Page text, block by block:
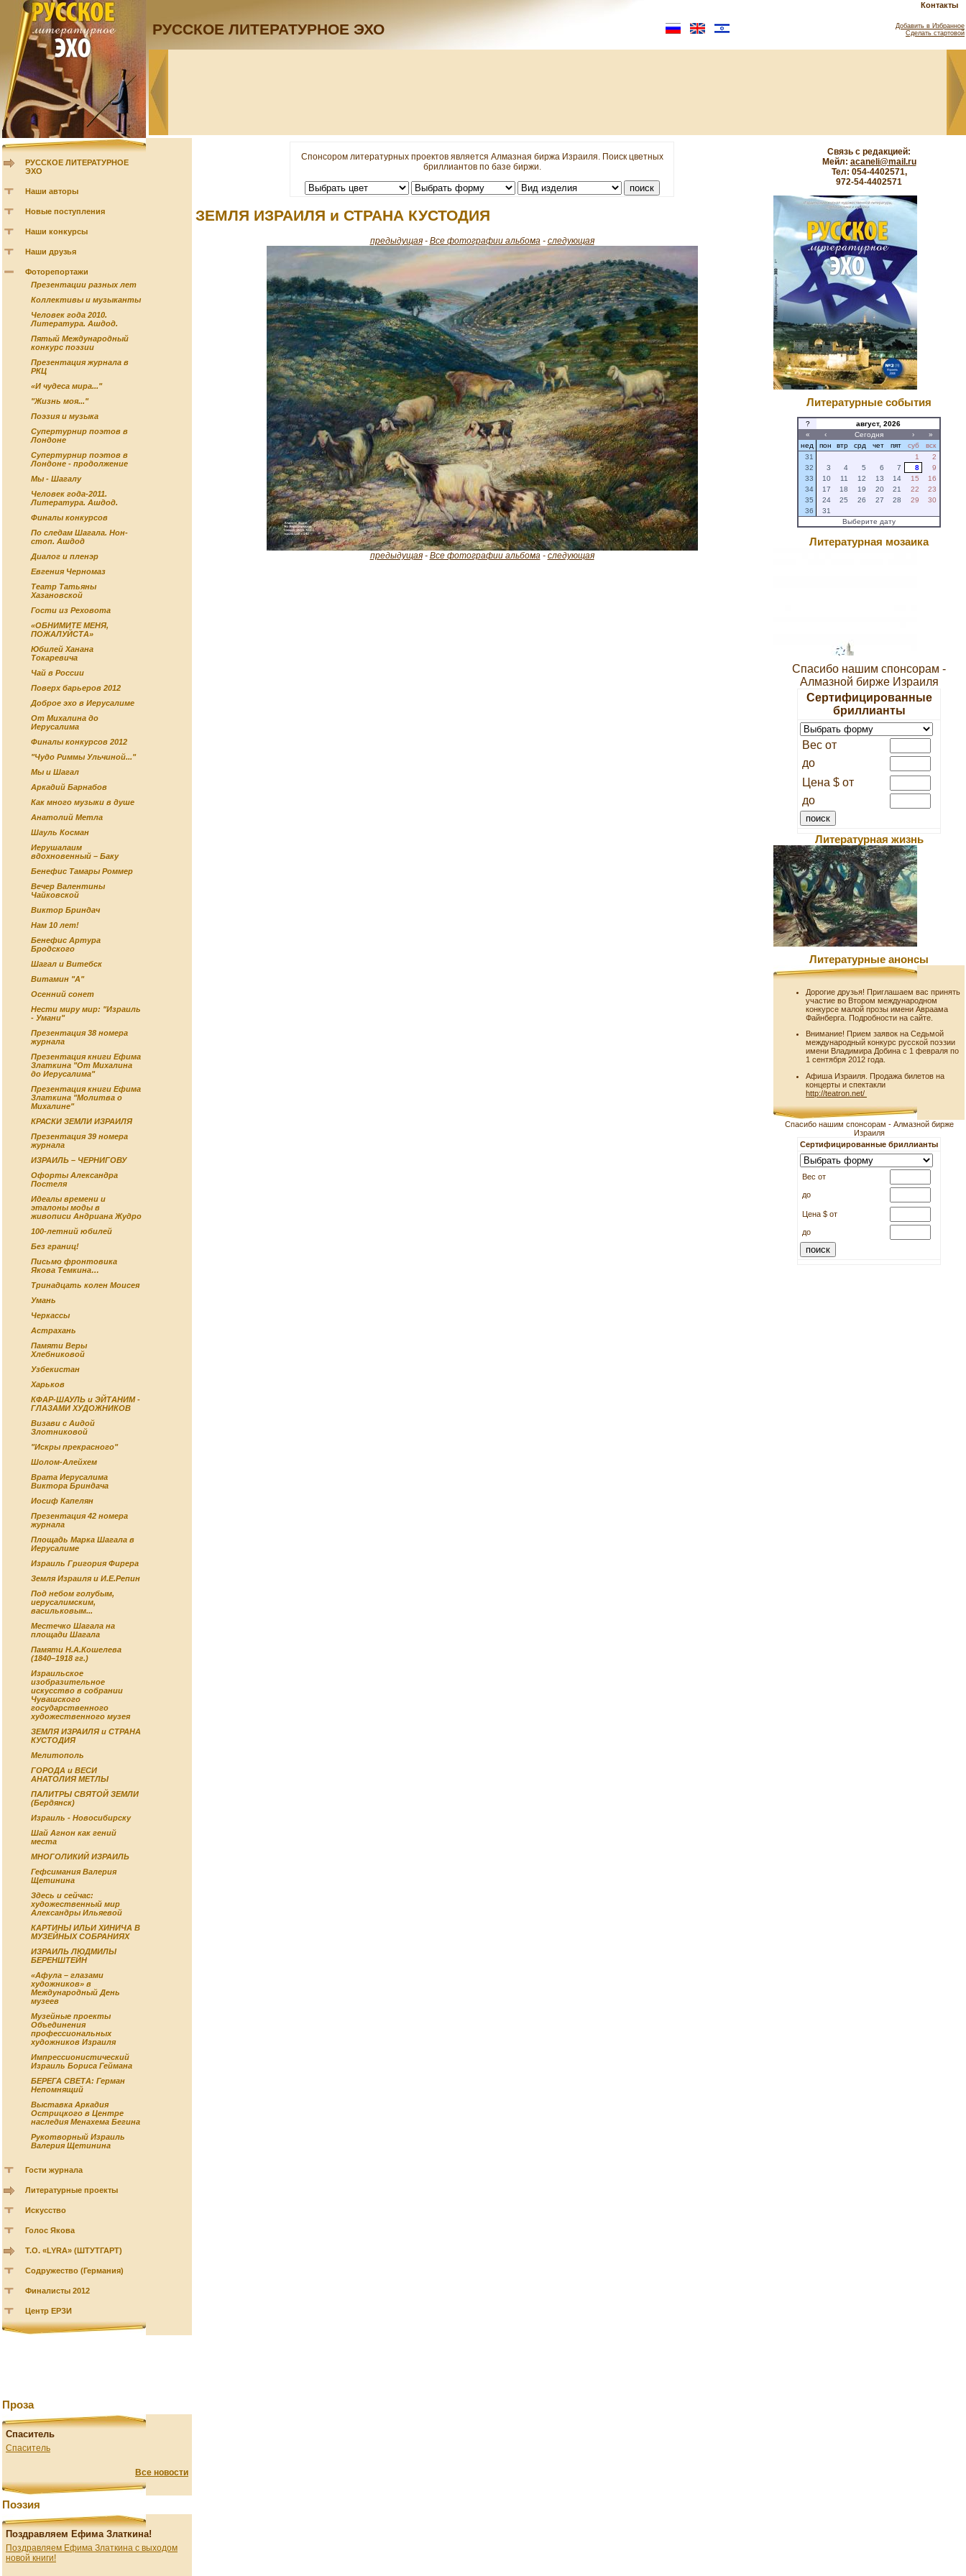
Контакты
РУССКОЕ ЛИТЕРАТУРНОЕ ЭХО
Добавить в Избранное
Сделать стартовой
РУССКОЕ ЛИТЕРАТУРНОЕ
ЭХО
Наши авторы
Новые поступления
Наши конкурсы
Наши друзья
Фоторепортажи
Презентации разных лет
Коллективы и музыканты
Человек года 2010.
Литература. Ашдод.
Пятый Международный
конкурс поэзии
Презентация журнала в
РКЦ
«И чудеса мира..."
"Жизнь моя..."
Поэзия и музыка
Супертурнир поэтов в
Лондоне
Супертурнир поэтов в
Лондоне - продолжение
Мы - Шагалу
Человек года-2011.
Литература. Ашдод.
Финалы конкурсов
По следам Шагала. Нон-
стоп. Ашдод
Диалог и пленэр
Евгения Черномаз
Театр Татьяны
Хазановской
Гости из Реховота
«ОБНИМИТЕ МЕНЯ,
ПОЖАЛУЙСТА»
Юбилей Ханана
Токаревича
Чай в России
Поверх барьеров 2012
Доброе эхо в Иерусалиме
От Михалина до
Иерусалима
Финалы конкурсов 2012
"Чудо Риммы Ульчиной..."
Мы и Шагал
Аркадий Барнабов
Как много музыки в душе
Анатолий Метла
Шауль Косман
Иерушалаим
вдохновенный – Баку
Бенефис Тамары Роммер
Вечер Валентины
Чайковской
Виктор Бриндач
Нам 10 лет!
Бенефис Артура
Бродского
Шагал и Витебск
Витамин "А"
Осенний сонет
Нести миру мир: "Израиль
- Умани"
Презентация 38 номера
журнала
Презентация книги Ефима
Златкина "От Михалина
до Иерусалима"
Презентация книги Ефима
Златкина "Молитва о
Михалине"
КРАСКИ ЗЕМЛИ ИЗРАИЛЯ
Презентация 39 номера
журнала
ИЗРАИЛЬ – ЧЕРНИГОВУ
Офорты Александра
Постеля
Идеалы времени и
эталоны моды в
живописи Андриана Жудро
100-летний юбилей
Без границ!
Письмо фронтовика
Якова Темкина…
Тринадцать колен Моисея
Умань
Черкассы
Астрахань
Памяти Веры
Хлебниковой
Узбекистан
Харьков
КФАР-ШАУЛЬ и ЭЙТАНИМ -
ГЛАЗАМИ ХУДОЖНИКОВ
Визави с Аидой
Злотниковой
"Искры прекрасного"
Шолом-Алейхем
Врата Иерусалима
Виктора Бриндача
Иосиф Капелян
Презентация 42 номера
журнала
Площадь Марка Шагала в
Иерусалиме
Израиль Григория Фирера
Земля Израиля и И.Е.Репин
Под небом голубым,
иерусалимским,
васильковым...
Местечко Шагала на
площади Шагала
Памяти Н.А.Кошелева
(1840–1918 гг.)
Израильское
изобразительное
искусство в собрании
Чувашского
государственного
художественного музея
ЗЕМЛЯ ИЗРАИЛЯ и СТРАНА
КУСТОДИЯ
Мелитополь
ГОРОДА и ВЕСИ
АНАТОЛИЯ МЕТЛЫ
ПАЛИТРЫ СВЯТОЙ ЗЕМЛИ
(Бердянск)
Израиль - Новосибирску
Шай Агнон как гений
места
МНОГОЛИКИЙ ИЗРАИЛЬ
Гефсимания Валерия
Щетинина
Здесь и сейчас:
художественный мир
Александры Ильяевой
КАРТИНЫ ИЛЬИ ХИНИЧА В
МУЗЕЙНЫХ СОБРАНИЯХ
ИЗРАИЛЬ ЛЮДМИЛЫ
БЕРЕНШТЕЙН
«Афула – глазами
художников» в
Международный День
музеев
Музейные проекты
Объединения
профессиональных
художников Израиля
Импрессионистический
Израиль Бориса Геймана
БЕРЕГА СВЕТА: Герман
Непомнящий
Выставка Аркадия
Острицкого в Центре
наследия Менахема Бегина
Рукотворный Израиль
Валерия Щетинина
Гости журнала
Литературные проекты
Искусство
Голос Якова
Т.О. «LYRA» (ШТУТГАРТ)
Содружество (Германия)
Финалисты 2012
Центр ЕРЗИ
Проза
Спаситель
Спаситель
Все новости
Поэзия
Поздравляем Ефима Златкина!
Поздравляем Ефима Златкина с выходом
новой книги!
Спонсором литературных проектов является Алмазная биржа Израиля. Поиск цветных
бриллиантов по базе биржи.
ЗЕМЛЯ ИЗРАИЛЯ и СТРАНА КУСТОДИЯ
предыдущая- Все фотографии альбома - следующая
предыдущая- Все фотографии альбома - следующая
Связь с редакцией:
Мейл: acaneli@mail.ru
Тел: 054-4402571,
972-54-4402571
Литературные события
?
август, 2026
«
‹ Сегодня ›
»
нед
пон втр срд чет пят суб
вск
31
1
2
32
3 4 5 6 7 8
9
33
10 11 12 13 14 15
16
34
17 18 19 20 21 22
23
35
24 25 26 27 28 29
30
36
31
Выберите дату
Литературная мозаика
Спасибо нашим спонсорам -
Алмазной бирже Израиля
Сертифицированные
бриллианты
Вес от
до
Цена $ от
до
Литературная жизнь
Литературные анонсы
Дорогие друзья! Приглашаем вас принять
участие во Втором международном
конкурсе малой прозы имени Авраама
Файнберга. Подробности на сайте.
Внимание! Прием заявок на Седьмой
международный конкурс русской поэзии
имени Владимира Добина с 1 февраля по
1 сентября 2012 года.
Афиша Израиля. Продажа билетов на
концерты и спектакли
http://teatron.net/
Спасибо нашим спонсорам - Алмазной бирже
Израиля
Сертифицированные бриллианты
Вес от
до
Цена $ от
до